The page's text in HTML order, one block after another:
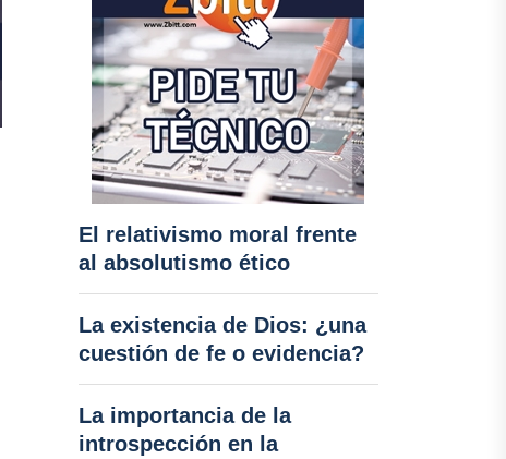
El relativismo moral frente
al absolutismo ético
La existencia de Dios: ¿una
cuestión de fe o evidencia?
La importancia de la
introspección en la